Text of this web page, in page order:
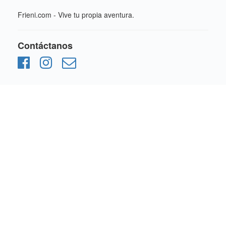
Frieni.com - Vive tu propia aventura.
Contáctanos